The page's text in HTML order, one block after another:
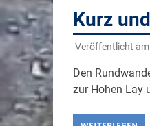
Kurz
Veröffentlicht am
Den
zur Hohen Lay